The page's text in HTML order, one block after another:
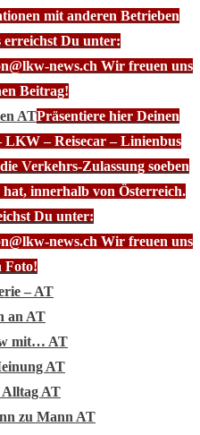
mit anderen Betrieben
erreichst Du unter:
news.ch Wir freuen uns
Beitrag!
ATPräsentiere hier Deinen
LKW – Reisecar – Linienbus
Verkehrs-Zulassung soeben
hat, innerhalb von Österreich.
Du unter:
news.ch Wir freuen uns
Foto!
– AT
an AT
mit… AT
AT
AT
zu Mann AT